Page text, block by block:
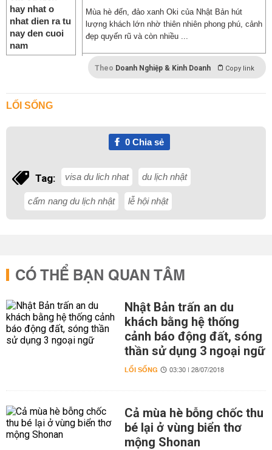
Mùa hè đến, đảo xanh Oki của Nhật Bản hút
lượng khách lớn nhờ thiên nhiên phong phú, cảnh
đẹp quyến rũ và còn nhiều ...
Theo Doanh Nghiệp & Kinh Doanh Copy link
LỐI SỐNG
0Chia sẻ
Tag: visa du lich nhat du lịch nhật
cẩm nang du lịch nhật lễ hội nhật
CÓ THỂ BẠN QUAN TÂM
Nhật Bản trấn an du
khách bằng hệ thống
cảnh báo động đất, sóng
thần sử dụng 3 ngoại ngữ
LỐI SỐNG 03:30 | 28/07/2018
Cả mùa hè bỗng chốc thu
bé lại ở vùng biển thơ
mộng Shonan